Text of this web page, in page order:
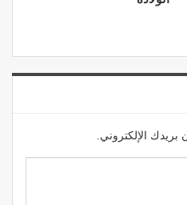
بريدك الإلكتروني.